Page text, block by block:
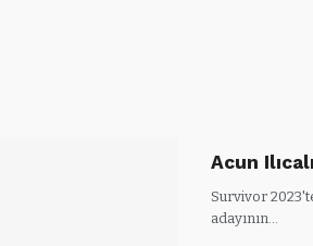
Acun
Survivor
adayının…